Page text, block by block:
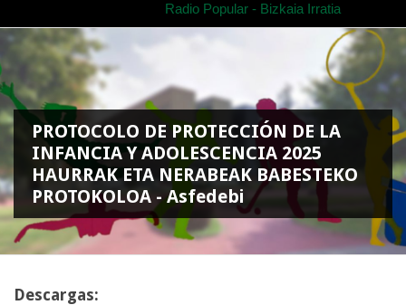
Radio Popular - Bizkaia Irratia
PROTOCOLO DE PROTECCIÓN DE LA
INFANCIA Y ADOLESCENCIA 2025
HAURRAK ETA NERABEAK BABESTEKO
PROTOKOLOA - Asfedebi
Descargas: